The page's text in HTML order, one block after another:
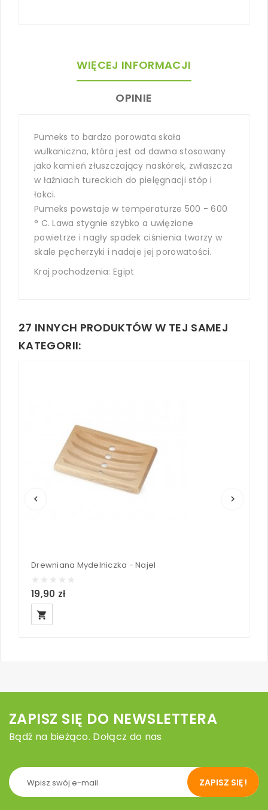
WIĘCEJ INFORMACJI
OPINIE
Pumeks to bardzo porowata skała
wulkaniczna, która jest od dawna stosowany
jako kamień złuszczający naskórek, zwłaszcza
w łaźniach tureckich do pielęgnacji stóp i
łokci.
Pumeks powstaje w temperaturze 500 - 600
° C. Lawa stygnie szybko a uwięzione
powietrze i nagły spadek ciśnienia tworzy w
skale pęcherzyki i nadaje jej porowatości.
Kraj pochodzenia: Egipt
27 INNYCH PRODUKTÓW W TEJ SAMEJ
KATEGORII:
keyboard_arrow_left keyboard_arrow_right
Drewniana Mydelniczka - Najel
19,90 zł
local_grocery_store
ZAPISZ SIĘ DO NEWSLETTERA
Bądź na bieżąco. Dołącz do nas
ZAPISZ SIĘ !